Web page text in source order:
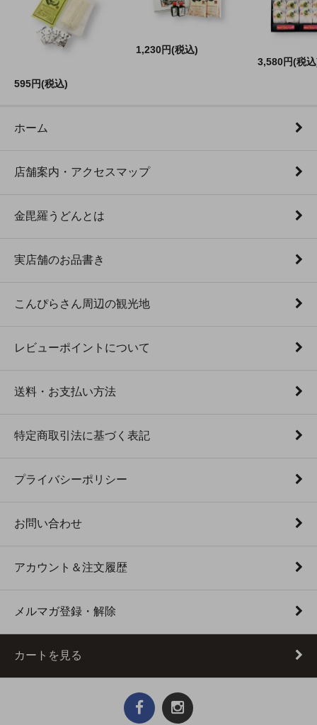
595円(税込)
1,230円(税込)
3,580円(税
ホーム
店舗案内・アクセスマップ
金毘羅うどんとは
実店舗のお品書き
こんぴらさん周辺の観光地
レビューポイントについて
送料・お支払い方法
特定商取引法に基づく表記
プライバシーポリシー
お問い合わせ
アカウント＆注文履歴
メルマガ登録・解除
カートを見る